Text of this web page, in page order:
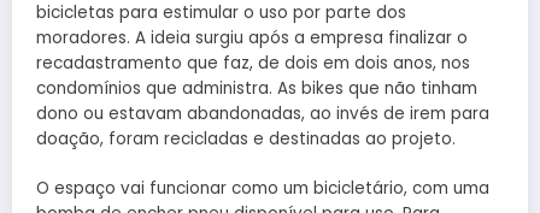
bicicletas para estimular o uso por parte dos
moradores. A ideia surgiu após a empresa finalizar o
recadastramento que faz, de dois em dois anos, nos
condomínios que administra. As bikes que não tinham
dono ou estavam abandonadas, ao invés de irem para
doação, foram recicladas e destinadas ao projeto.
O espaço vai funcionar como um bicicletário, com uma